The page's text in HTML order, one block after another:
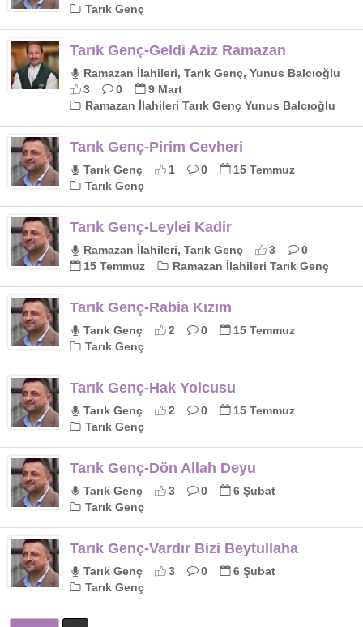
Tarık Genç
Tarık Genç-Geldi Aziz Ramazan
Ramazan İlahileri, Tarık Genç, Yunus Balcıoğlu
3
0
9 Mart
Ramazan İlahileri Tarık Genç Yunus Balcıoğlu
Tarık Genç-Pirim Cevheri
Tarık Genç 1 0
15 Temmuz
Tarık Genç
Tarık Genç-Leylei Kadir
Ramazan İlahileri, Tarık Genç 3
0
15 Temmuz
Ramazan İlahileri Tarık Genç
Tarık Genç-Rabia Kızım
Tarık Genç 2 0
15 Temmuz
Tarık Genç
Tarık Genç-Hak Yolcusu
Tarık Genç 2 0
15 Temmuz
Tarık Genç
Tarık Genç-Dön Allah Deyu
Tarık Genç 3 0
6 Şubat
Tarık Genç
Tarık Genç-Vardır Bizi Beytullaha
Tarık Genç 3 0
6 Şubat
Tarık Genç